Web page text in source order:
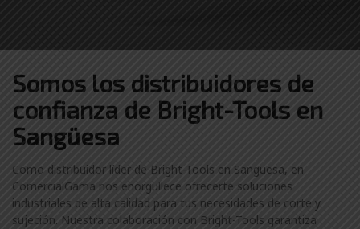
Somos los distribuidores de
confianza de Bright-Tools en
Sangüesa
Como distribuidor líder de Bright-Tools en Sangüesa, en
ComercialGama nos enorgullece ofrecerte soluciones
industriales de alta calidad para tus necesidades de corte y
sujeción. Nuestra colaboración con Bright-Tools garantiza